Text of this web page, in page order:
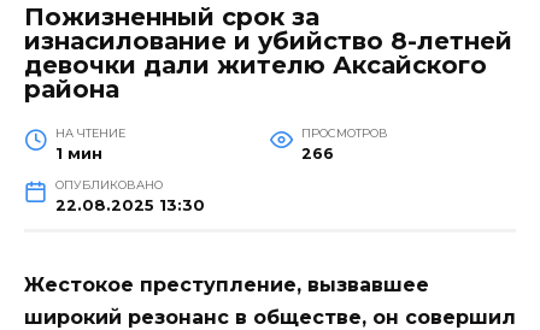
Пожизненный срок за
изнасилование и убийство 8-летней
девочки дали жителю Аксайского
района
НА ЧТЕНИЕ
1 мин
ПРОСМОТРОВ
266
ОПУБЛИКОВАНО
22.08.2025 13:30
Жестокое преступление, вызвавшее
широкий резонанс в обществе, он совершил